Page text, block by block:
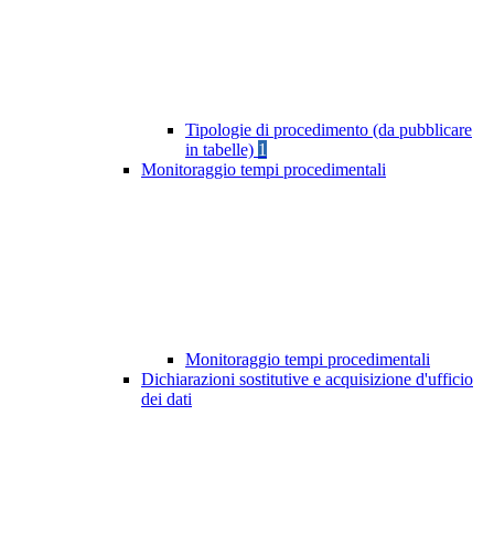
Tipologie di procedimento (da pubblicare
in tabelle) 1
Monitoraggio tempi procedimentali
Monitoraggio tempi procedimentali
Dichiarazioni sostitutive e acquisizione d'ufficio
dei dati